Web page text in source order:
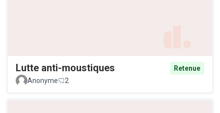
Lutte anti-moustiques
Retenue
Anonyme
2